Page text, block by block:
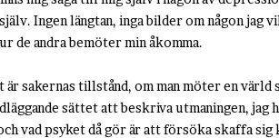
Ingen längtan, inga bilder om någon jag
de andra bemöter min åkomma.
sakernas tillstånd, om man möter en värld
sättet att beskriva utmaningen,
vad psyket då gör är att försöka skaffa